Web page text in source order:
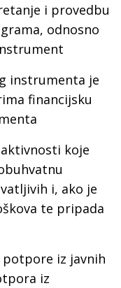
i provedbu
odnosno
instrumenta je
financijsku
koje
i, ako je
te pripada
potpore iz javnih
iz